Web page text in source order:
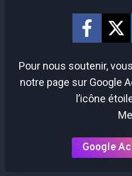
Pour nous soutenir,
notre page sur Google
l’icône
Google